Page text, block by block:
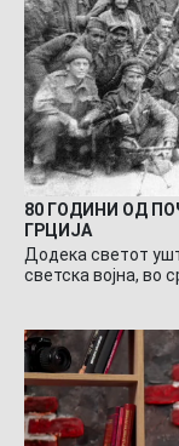
80 ГОДИНИ ОД
ГРЦИЈА
Додека светот
светска војна, во